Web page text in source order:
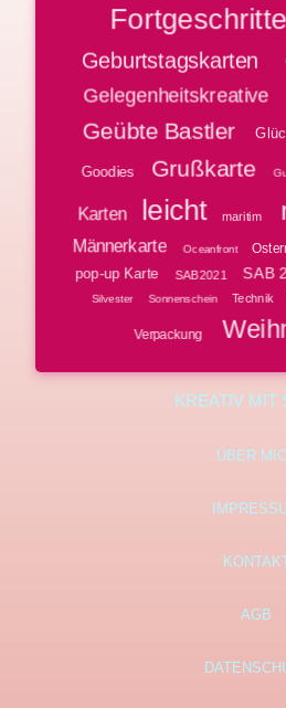
Geburtstagskarten
Gelegenheitskreative
Geübte Bastler
Goodies Grußkarte
Karten leicht maritim
Männerkarte Oceanfront
pop-up Karte
SAB2021 SAB
Silvester Sonnenschein Technik
Verpackung
KREATIV MIT
ÜBER
AGB